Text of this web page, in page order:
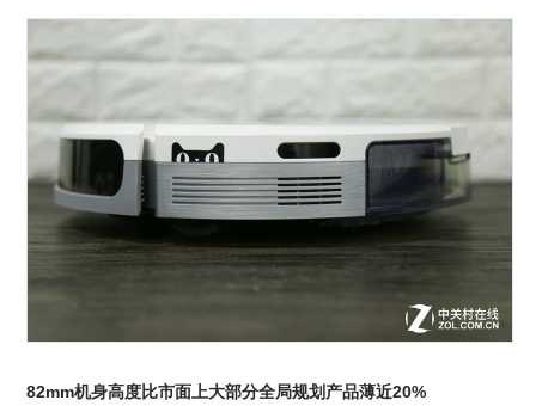
82mm机身高度比市面上大部分全局规划产品薄近20%